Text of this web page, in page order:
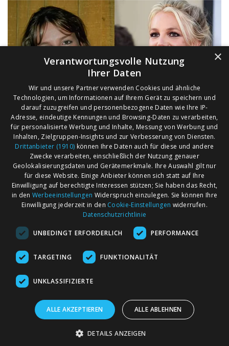
AGB
Impressum
Kontakt
Märkte nach Bundesländern
Märkte nach PLZ
Märkte nach Umkreis
Flohmarkt
×
Verantwortungsvolle Nutzung
Ihrer Daten
Wir und unsere Partner verwenden Cookies und ähnliche
Technologien, um Informationen auf Ihrem Gerät zu speichern und
darauf zuzugreifen und personenbezogene Daten wie Ihre IP-
Adresse, eindeutige Kennungen und Browsing-Daten zu verarbeiten,
für personalisierte Werbung und Inhalte, Messung von Werbung und
Inhalten, Zielgruppen-Insights und zur Verbesserung von Diensten.
Drittanbieter (1910) können Ihre Daten auch für diese und andere
Zwecke verarbeiten, einschließlich der Nutzung genauer
Geolokalisierungsdaten und Gerätemerkmale. Ihre Auswahl gilt nur
für diese Website. Einige Anbieter können sich statt auf Ihre
Einwilligung auf berechtigte Interessen stützen; Sie haben das Recht,
in den Werbeeinstellungen Widerspruch einzulegen. Sie können Ihre
Einwilligung jederzeit in den Cookie-Einstellungen widerrufen.
Datenschutzrichtlinie
UNBEDINGT ERFORDERLICH PERFORMANCE
TARGETING FUNKTIONALITÄT
UNKLASSIFIZIERTE
ALLE AKZEPTIEREN ALLE ABLEHNEN
DETAILS ANZEIGEN